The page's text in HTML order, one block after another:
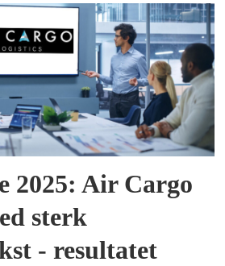
2025: Air Cargo
sterk
- resultatet